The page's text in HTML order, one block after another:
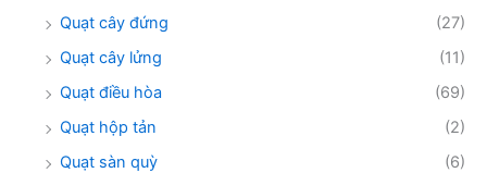
Quạt cây đứng
(27)
Quạt cây lửng
(11)
Quạt điều hòa
(69)
Quạt hộp tản
(2)
Quạt sàn quỳ
(6)